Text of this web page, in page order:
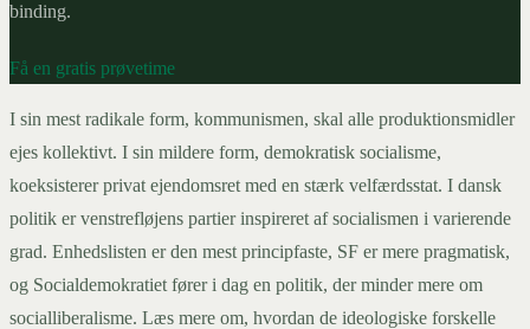
binding.
Få en gratis prøvetime
I sin mest radikale form, kommunismen, skal alle produktionsmidler
ejes kollektivt. I sin mildere form, demokratisk socialisme,
koeksisterer privat ejendomsret med en stærk velfærdsstat. I dansk
politik er venstrefløjens partier inspireret af socialismen i varierende
grad. Enhedslisten er den mest principfaste, SF er mere pragmatisk,
og Socialdemokratiet fører i dag en politik, der minder mere om
socialliberalisme. Læs mere om, hvordan de ideologiske forskelle